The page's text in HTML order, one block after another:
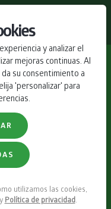
y analizar el
mejoras continuas. Al
da su consentimiento a
'personalizar' para
utilizamos las cookies,
Política de privacidad.